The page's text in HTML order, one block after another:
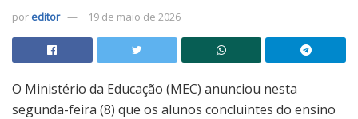
por editor 19 de maio de 2026
O Ministério da Educação (MEC) anunciou nesta
segunda-feira (8) que os alunos concluintes do ensino